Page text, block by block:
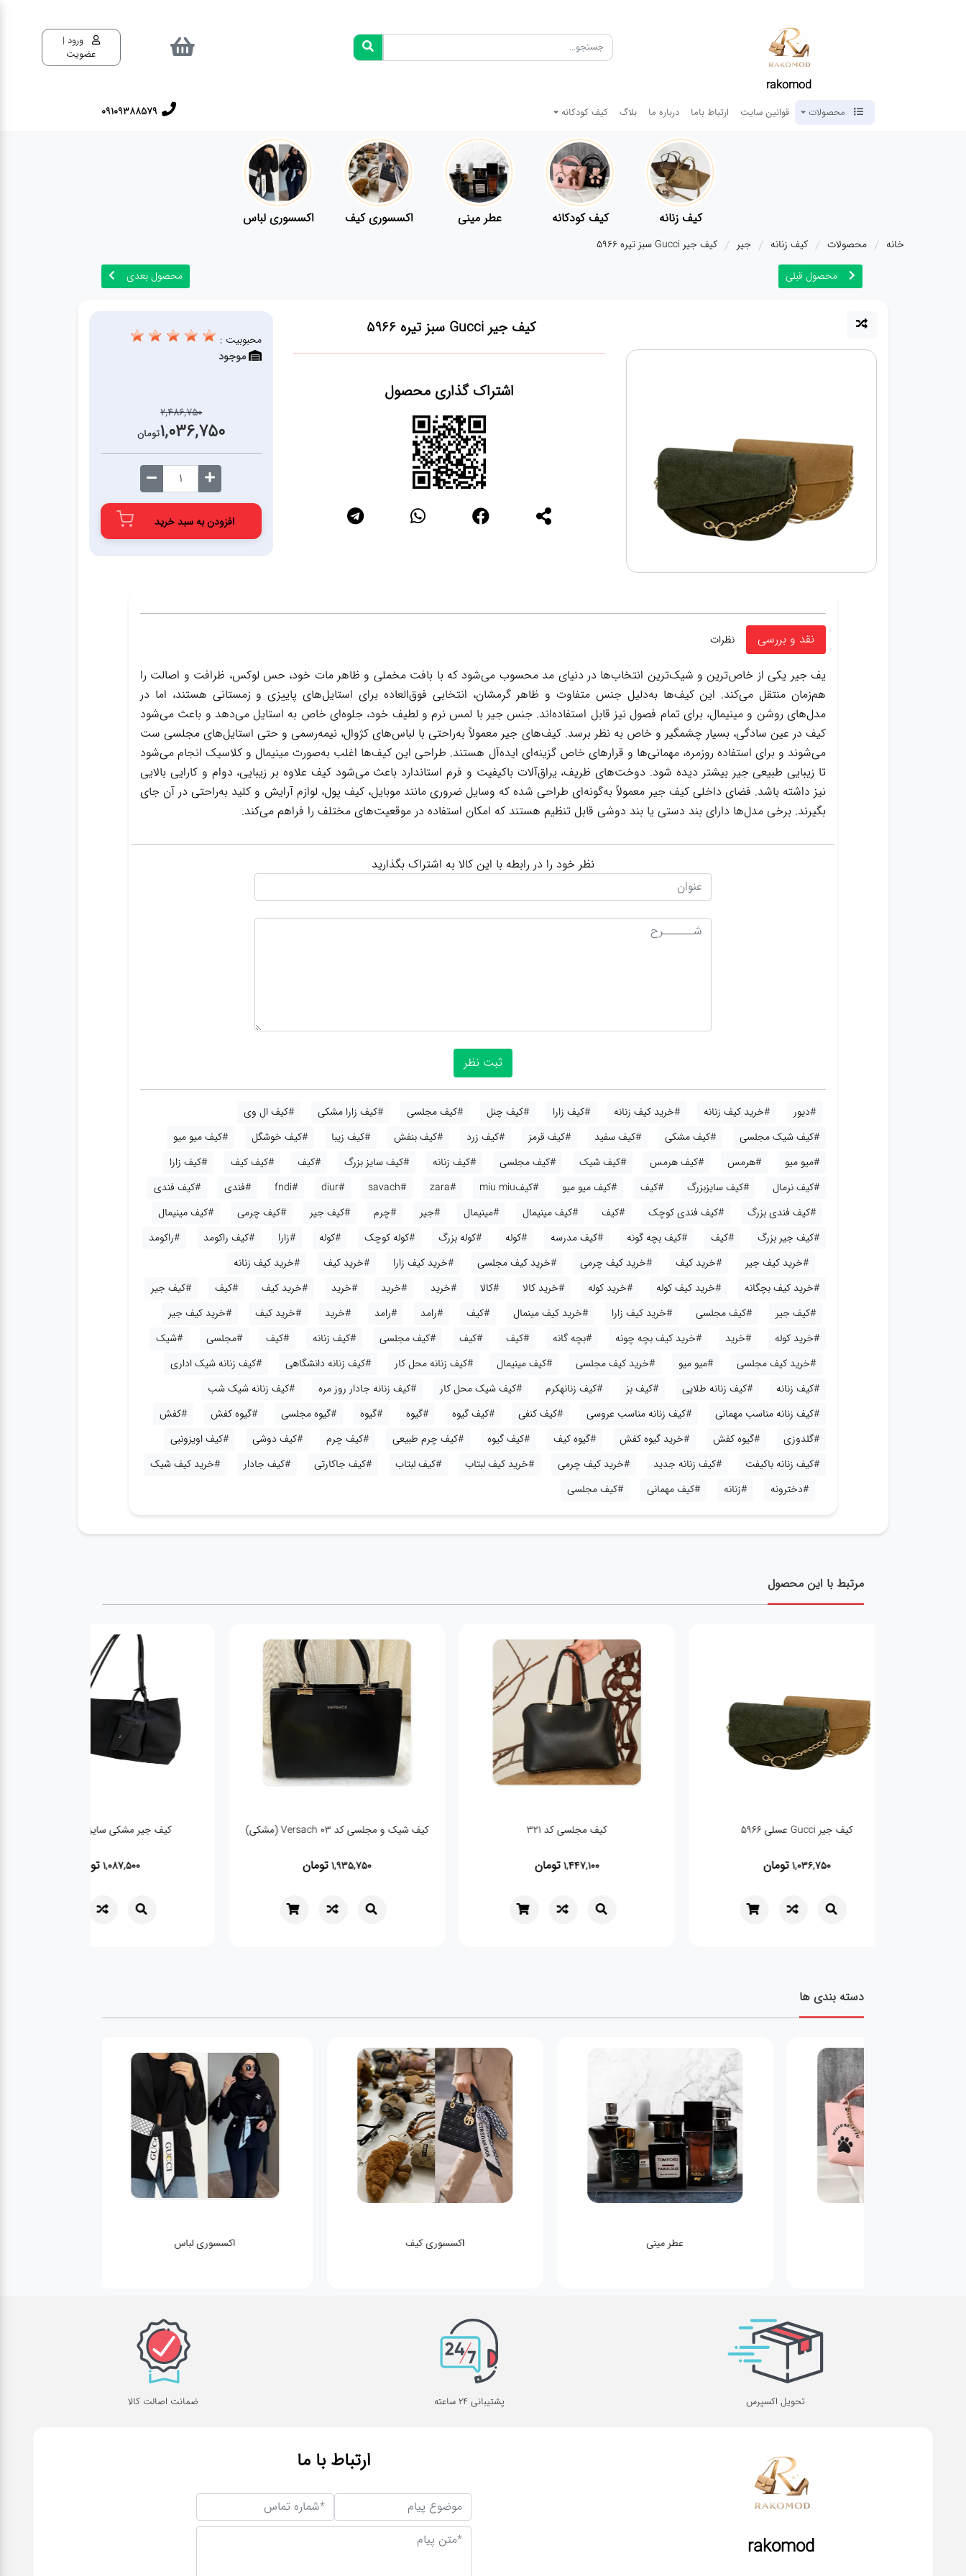
rakomod
ورود |
عضویت
محصولات قوانین سایت ارتباط باما درباره ما بلاگ کیف کودکانه 09109388579
کیف زنانه کیف کودکانه عطر مینی اکسسوری کیف اکسسوری لباس
خانه محصولات کیف زنانه جیر
کیف جیر Gucci سبز تیره 5966
محصول قبلی
محصول بعدی
کیف جیر Gucci سبز تیره 5966
اشتراک گذاری محصول
محبوبیت :
موجود
2,486,750
1,036,750تومان
افزودن به سبد خرید
نقد و بررسی نظرات
یف جیر یکی از خاص‌ترین و شیک‌ترین انتخاب‌ها در دنیای مد محسوب می‌شود که با بافت مخملی و ظاهر مات خود، حس لوکس، ظرافت و اصالت را
هم‌زمان منتقل می‌کند. این کیف‌ها به‌دلیل جنس متفاوت و ظاهر گرمشان، انتخابی فوق‌العاده برای استایل‌های پاییزی و زمستانی هستند، اما در
مدل‌های روشن و مینیمال، برای تمام فصول نیز قابل استفاده‌اند. جنس جیر با لمس نرم و لطیف خود، جلوه‌ای خاص به استایل می‌دهد و باعث می‌شود
کیف در عین سادگی، بسیار چشمگیر و خاص به نظر برسد. کیف‌های جیر معمولاً به‌راحتی با لباس‌های کژوال، نیمه‌رسمی و حتی استایل‌های مجلسی ست
می‌شوند و برای استفاده روزمره، مهمانی‌ها و قرارهای خاص گزینه‌ای ایده‌آل هستند. طراحی این کیف‌ها اغلب به‌صورت مینیمال و کلاسیک انجام می‌شود
تا زیبایی طبیعی جیر بیشتر دیده شود. دوخت‌های ظریف، یراق‌آلات باکیفیت و فرم استاندارد باعث می‌شود کیف علاوه بر زیبایی، دوام و کارایی بالایی
نیز داشته باشد. فضای داخلی کیف جیر معمولاً به‌گونه‌ای طراحی شده که وسایل ضروری مانند موبایل، کیف پول، لوازم آرایش و کلید به‌راحتی در آن جای
بگیرند. برخی مدل‌ها دارای بند دستی یا بند دوشی قابل تنظیم هستند که امکان استفاده در موقعیت‌های مختلف را فراهم می‌کند.
نظر خود را در رابطه با این کالا به اشتراک بگذارید
#دیور #خرید کیف زنانه #خرید کیف زنانه #کیف زارا #کیف چنل #کیف مجلسی #کیف زارا مشکی
#کیف ال وی
#کیف شیک مجلسی
#کیف مشکی #کیف سفید #کیف قرمز #کیف زرد #کیف بنفش #کیف زیبا #کیف خوشگل
#کیف میو میو
#میو میو
#هرمس #کیف هرمس #کیف شیک #کیف مجلسی #کیف زنانه #کیف سایز بزرگ #کیف #کیف کیف
#کیف زارا
#کیف نرمال
#کیف سایزبزرگ #کیف #کیف میو میو #کیفmiu miu #zara
#savach
#diur
#fndi #فندی
#کیف فندی
#کیف فندی بزرگ
#کیف فندی کوچک #کیف #کیف مینیمال #مینیمال #جیر #چرم #کیف جیر #کیف چرمی
#کیف مینیمال
#کیف جیر بزرگ
#کیف #کیف بچه گونه #کیف مدرسه #کوله #کوله بزرگ #کوله کوچک #کوله #زارا #کیف راکومد
#راکومد
#خرید کیف جیر
#خرید کیف #خرید کیف چرمی #خرید کیف مجلسی #خرید کیف زارا #خرید کیف
#خرید کیف زنانه
#خرید کیف بچگانه
#خرید کیف کوله #خرید کوله #خرید کالا #کالا #خرید #خرید #خرید #خرید کیف #کیف
#کیف جیر
#کیف جیر
#کیف مجلسی #خرید کیف زارا #خرید کیف مینمال #کیف #رامد #رامد #خرید #خرید کیف
#خرید کیف جیر
#خرید کوله
#خرید #خرید کیف بچه چونه #بچه گانه #کیف #کیف #کیف مجلسی #کیف زنانه #کیف #مجلسی
#شیک
#خرید کیف مجلسی
#میو میو #خرید کیف مجلسی #کیف مینیمال #کیف زنانه محل کار #کیف زنانه دانشگاهی
#کیف زنانه شیک اداری
#کیف زنانه
#کیف زنانه طلایی #کیف بز #کیف زنانهکرم #کیف شیک محل کار #کیف زنانه جادار روز مره
#کیف زنانه شیک شب
#کیف زنانه مناسب مهمانی
#کیف زنانه مناسب عروسی #کیف کنفی #کیف گیوه #گیوه #گیوه #گیوه مجلسی #گیوه کفش
#کفش
#گلدوزی
#گیوه کفش #خرید گیوه کفش #گیوه کیف #کیف گیوه #کیف چرم طبیعی #کیف چرم #کیف دوشی
#کیف اویزونبی
#کیف زنانه باکیفت
#کیف زنانه جدید #خرید کیف چرمی #خرید کیف لبتاب #کیف لبتاب #کیف جاکارتی #کیف جادار
#خرید کیف شیک
#دخترونه
#زنانه #کیف مهمانی #کیف مجلسی
مرتبط با این محصول
کیف جیر Gucci عسلی 5966
1,036,750
کیف مجلسی کد 321
1,447,100
کیف شیک و مجلسی کد 03 Versach (مشکی)
1,935,750
کیف جیر مشکی سایزبزرگ 3343
1,087,500
دسته بندی ها
عطر مینی اکسسوری کیف اکسسوری لباس
تحویل اکسپرس پشتیبانی 24 ساعته ضمانت اصالت کالا
rakomod
ارتباط با ما